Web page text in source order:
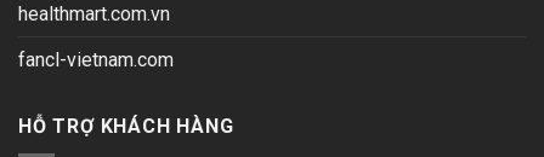
healthmart.com.vn
fancl-vietnam.com
HỖ TRỢ KHÁCH HÀNG